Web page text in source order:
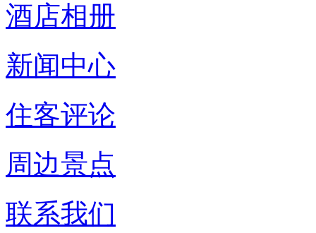
酒店相册
新闻中心
住客评论
周边景点
联系我们